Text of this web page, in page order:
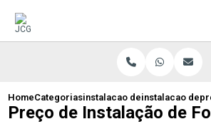
HomeCategoriasinstalacao de forros de
instalacao de
Preço de Instalação de